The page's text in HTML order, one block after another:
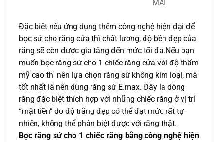
MÃI
Đặc biệt nếu ứng dụng thêm công nghệ hiện đại để
bọc sứ cho răng cửa thì chất lượng, độ bền đẹp của
răng sẽ còn được gia tăng đến mức tối đa.Nếu bạn
muốn bọc răng sứ cho 1 chiếc răng cửa với độ thẩm
mỹ cao thì nên lựa chọn răng sứ không kim loại, mà
tốt nhất là nên dùng răng sứ E.max. Đây là dòng
răng đặc biệt thích hợp với những chiếc răng ở vị trí
“mặt tiền” do độ trắng đẹp có thể đạt mức rất tự
nhiên, không thể phân biệt được với răng thật.
Bọc răng sứ cho 1 chiếc răng bằng công nghệ hiện